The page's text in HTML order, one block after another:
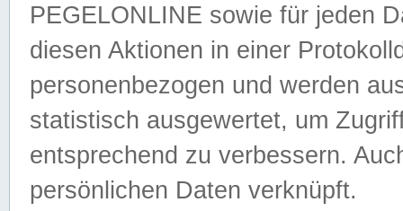
PEGELONLINE sowie für jeden
diesen Aktionen in einer
personenbezogen und werden
statistisch ausgewertet, um
entsprechend zu verbessern.
persönlichen Daten verknüpft.